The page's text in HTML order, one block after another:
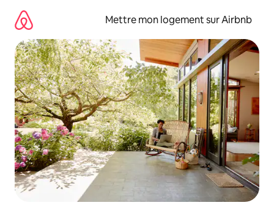
directement
contenu
Mettre mon logement sur Airbnb